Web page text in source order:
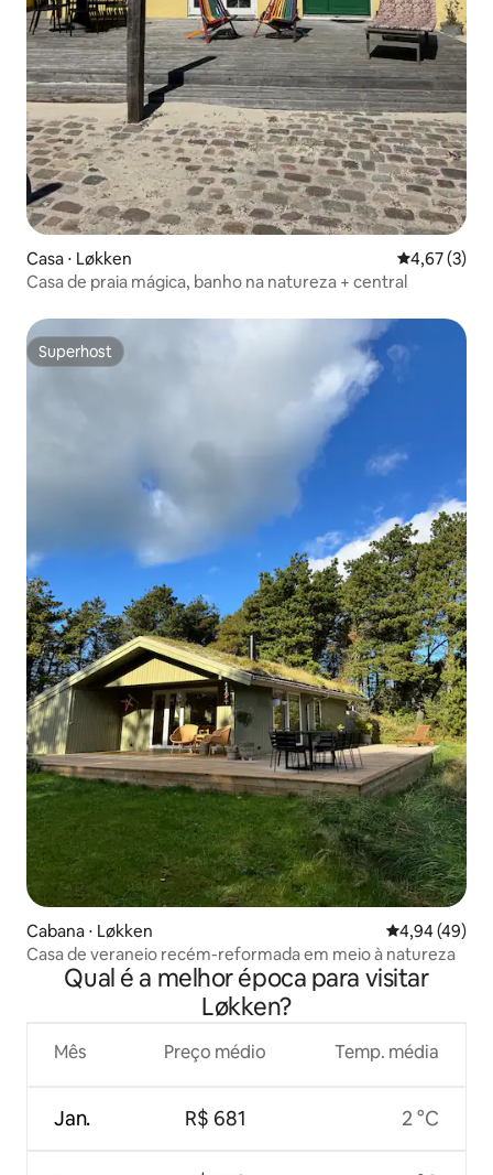
Casa ⋅ Løkken 4,67 de
4,67 (3)
Casa de praia mágica, banho na natureza + central
Superhost
Superhost
Cabana ⋅ Løkken 4,94 de uma
4,94 (49)
Casa de veraneio recém-reformada em meio à natureza
Qual é a melhor época para visitar
Løkken?
Mês
Jan.
Preço médio
R$ 681
Temp. média
2 °C